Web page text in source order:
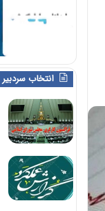
انتخاب سردبیر